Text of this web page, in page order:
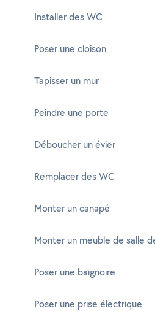
Installer des WC
Poser une cloison
Tapisser un mur
Peindre une porte
Déboucher un évier
Remplacer des WC
Monter un canapé
Monter un meuble de salle
Poser une baignoire
Poser une prise électrique